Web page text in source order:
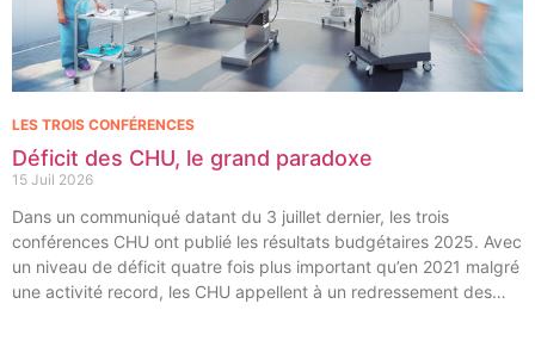
Déficit des CHU, le grand paradoxe
15 Juil 2026
LES TROIS CONFÉRENCES
Dans un communiqué datant du 3 juillet dernier, les trois
conférences CHU ont publié les résultats budgétaires 2025. Avec
un niveau de déficit quatre fois plus important qu’en 2021 malgré
une activité record, les CHU appellent à un redressement des